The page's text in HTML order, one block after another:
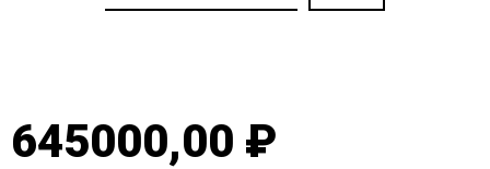
645000,00 ₽